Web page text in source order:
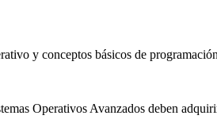
y conceptos básicos de
Operativos Avanzados deben